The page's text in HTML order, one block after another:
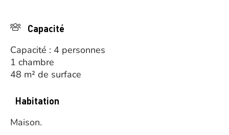
Capacité
Capacité : 4 personnes
1 chambre
48 m² de surface
Habitation
Maison.